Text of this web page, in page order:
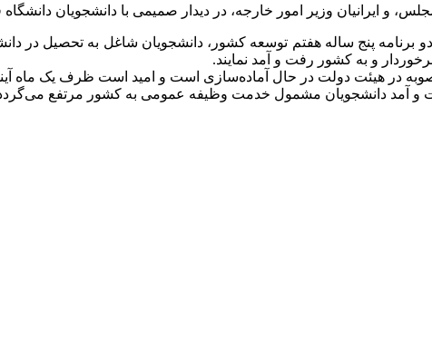
و ایرانیان وزیر امور خارجه، در دیدار صمیمی با دانشجویان
برنامه پنج ساله هفتم توسعه کشور، دانشجویان شاغل به تحصیل در
و به کشور رفت و آمد نمایند.
در هیئت دولت در حال آماده‌سازی است و امید است ظرف یک ماه
و آمد دانشجویان مشمول خدمت وظیفه عمومی به کشور مرتفع